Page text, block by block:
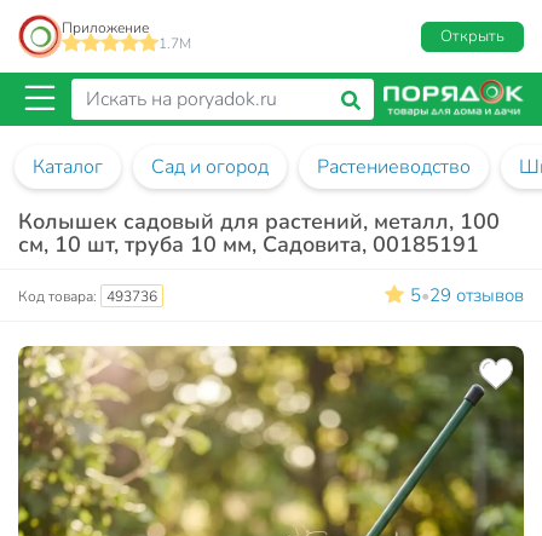
Приложение
1.7M
Открыть
Каталог Сад и огород Растениеводство
Колышек садовый для растений, металл, 100
см, 10 шт, труба 10 мм, Садовита, 00185191
Код товара: 493736 5•29 отзывов